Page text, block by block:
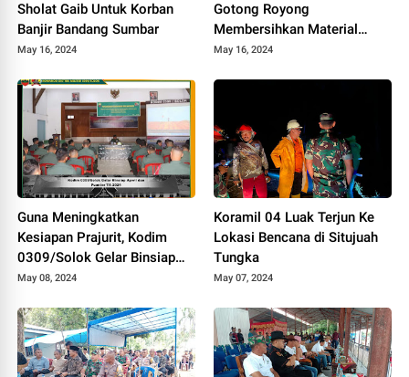
Sholat Gaib Untuk Korban
Banjir Bandang Sumbar
May 16, 2024
Gotong Royong
Membersihkan Material
Longsor Yang Menimpa
May 16, 2024
Guna Meningkatkan
Kesiapan Prajurit, Kodim
0309/Solok Gelar Binsiap
Apwil dan Puanter TA 2024
May 08, 2024
Koramil 04 Luak Terjun Ke
Lokasi Bencana di Situjuah
Tungka
May 07, 2024